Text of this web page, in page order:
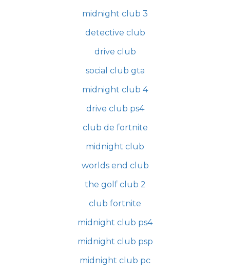
midnight club 3
detective club
drive club
social club gta
midnight club 4
drive club ps4
club de fortnite
midnight club
worlds end club
the golf club 2
club fortnite
midnight club ps4
midnight club psp
midnight club pc